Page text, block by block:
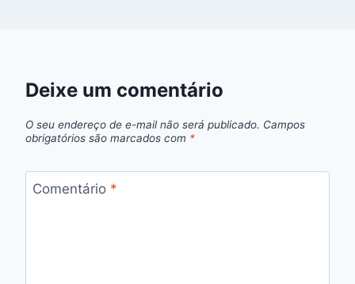
Deixe um comentário
O seu endereço de e-mail não será publicado. Campos
obrigatórios são marcados com *
Comentário *